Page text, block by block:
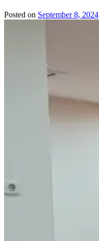
Posted on September 8, 2024